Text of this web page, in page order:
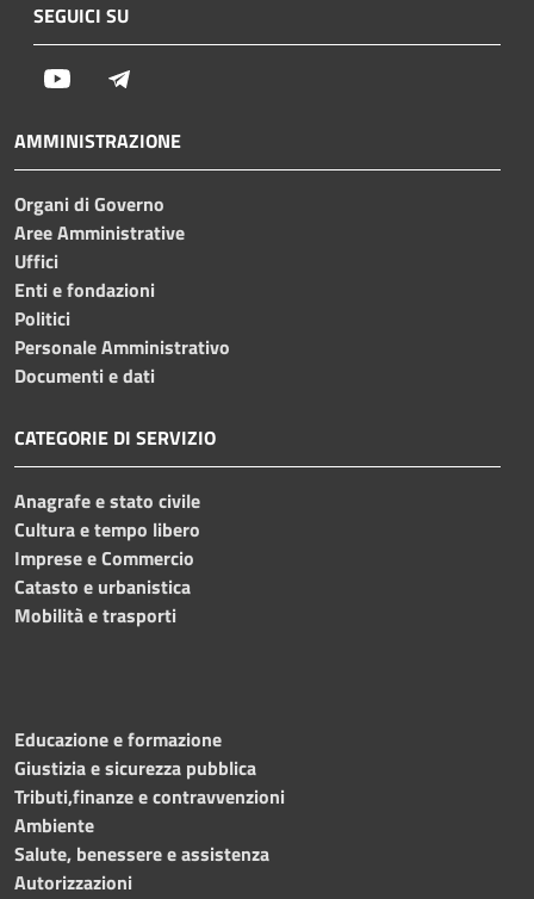
SEGUICI SU
Youtube
AMMINISTRAZIONE
Organi di Governo
Aree Amministrative
Uffici
Enti e fondazioni
Politici
Personale Amministrativo
Documenti e dati
CATEGORIE DI SERVIZIO
Anagrafe e stato civile
Cultura e tempo libero
Imprese e Commercio
Catasto e urbanistica
Mobilità e trasporti
Educazione e formazione
Giustizia e sicurezza pubblica
Tributi,finanze e contravvenzioni
Ambiente
Salute, benessere e assistenza
Autorizzazioni